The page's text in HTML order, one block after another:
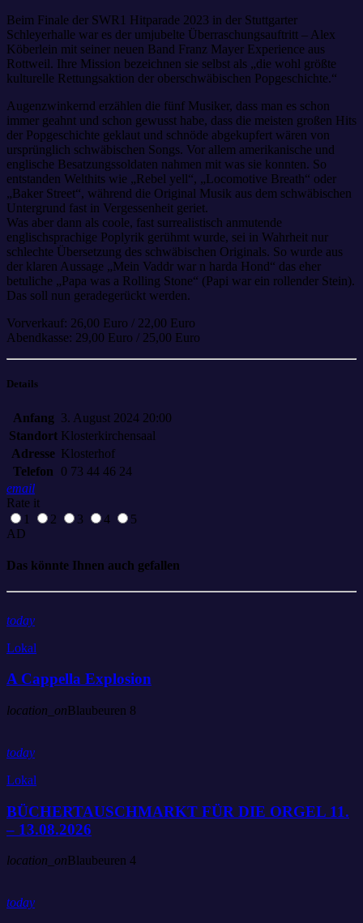
Beim Finale der SWR1 Hitparade 2023 in der Stuttgarter
Schleyerhalle war es der umjubelte Überraschungsauftritt – Alex
Köberlein mit seiner neuen Band Franz Mayer Experience aus
Rottweil. Ihre Mission bezeichnen sie selbst als „die wohl größte
kulturelle Rettungsaktion der oberschwäbischen Popgeschichte.“
Augenzwinkernd erzählen die fünf Musiker, dass man es schon
immer geahnt und schon gewusst habe, dass die meisten großen Hits
der Popgeschichte geklaut und schnöde abgekupfert wären von
ursprünglich schwäbischen Songs. Vor allem amerikanische und
englische Besatzungssoldaten nahmen mit was sie konnten. So
entstanden Welthits wie „Rebel yell“, „Locomotive Breath“ oder
„Baker Street“, während die Original Musik aus dem schwäbischen
Untergrund fast in Vergessenheit geriet.
Was aber dann als coole, fast surrealistisch anmutende
englischsprachige Poplyrik gerühmt wurde, sei in Wahrheit nur
schlechte Übersetzung des schwäbischen Originals. So wurde aus
der klaren Aussage „Mein Vaddr war n harda Hond“ das eher
betuliche „Papa was a Rolling Stone“ (Papi war ein rollender Stein).
Das soll nun geradegerückt werden.
Vorverkauf: 26,00 Euro / 22,00 Euro
Abendkasse: 29,00 Euro / 25,00 Euro
Details
Anfang 3. August 2024 20:00
Standort Klosterkirchensaal
Adresse Klosterhof
Telefon
0 73 44 46 24
email
Rate it
1
2 3 4
5
AD
Das könnte Ihnen auch gefallen
today
Lokal
A Cappella Explosion
location_onBlaubeuren 8
today
Lokal
BÜCHERTAUSCHMARKT FÜR DIE ORGEL 11.
– 13.08.2026
location_on Blaubeuren 4
today